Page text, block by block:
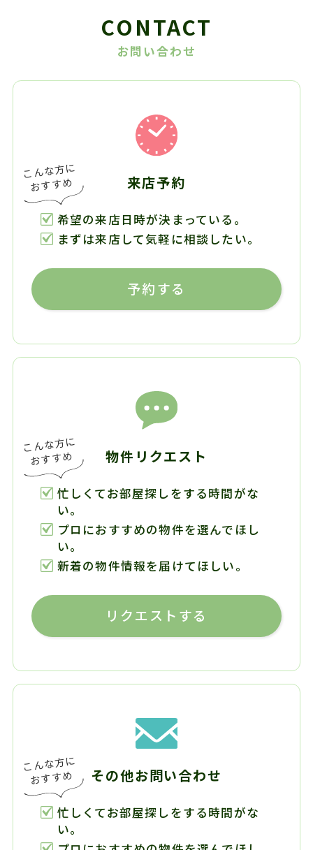
CONTACT
お問い合わせ
来店予約
希望の来店日時が決まっている。
まずは来店して気軽に相談したい。
予約する
物件リクエスト
忙しくてお部屋探しをする時間がな
い。
プロにおすすめの物件を選んでほし
い。
新着の物件情報を届けてほしい。
リクエストする
その他お問い合わせ
忙しくてお部屋探しをする時間がな
い。